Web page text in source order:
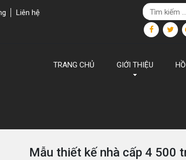
Liên hệ
TRANG CHỦ GIỚI THIỆU
Mẫu thiết kế nhà cấp 4 500